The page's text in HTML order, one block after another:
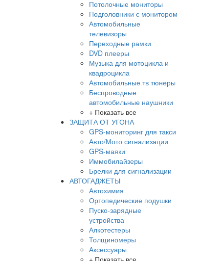
Потолочные мониторы
Подголовники с монитором
Автомобильные
телевизоры
Переходные рамки
DVD плееры
Музыка для мотоцикла и
квадроцикла
Автомобильные тв тюнеры
Беспроводные
автомобильные наушники
+ Показать все
ЗАЩИТА ОТ УГОНА
GPS-мониторинг для такси
Авто/Мото сигнализации
GPS-маяки
Иммобилайзеры
Брелки для сигнализации
АВТОГАДЖЕТЫ
Автохимия
Ортопедические подушки
Пуско-зарядные
устройства
Алкотестеры
Толщиномеры
Аксессуары
+ Показать все